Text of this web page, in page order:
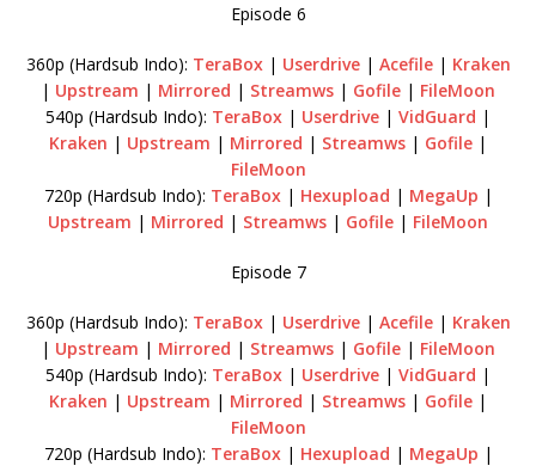
Episode 6
360p (Hardsub Indo): TeraBox| Userdrive | Acefile | Kraken
| Upstream | Mirrored | Streamws | Gofile | FileMoon
540p (Hardsub Indo): TeraBox | Userdrive | VidGuard |
Kraken | Upstream | Mirrored | Streamws | Gofile |
FileMoon
720p (Hardsub Indo): TeraBox| Hexupload | MegaUp |
Upstream | Mirrored | Streamws | Gofile | FileMoon
Episode 7
360p (Hardsub Indo): TeraBox| Userdrive | Acefile | Kraken
| Upstream | Mirrored | Streamws | Gofile | FileMoon
540p (Hardsub Indo): TeraBox | Userdrive | VidGuard |
Kraken | Upstream | Mirrored | Streamws | Gofile |
FileMoon
720p (Hardsub Indo): TeraBox| Hexupload | MegaUp |